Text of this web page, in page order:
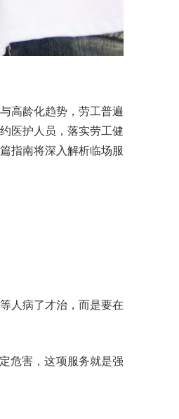
高龄化趋势，劳工普遍
医护人员，落实劳工健
指南将深入解析临场服
人病了才治，而是要在
危害，这项服务就是强